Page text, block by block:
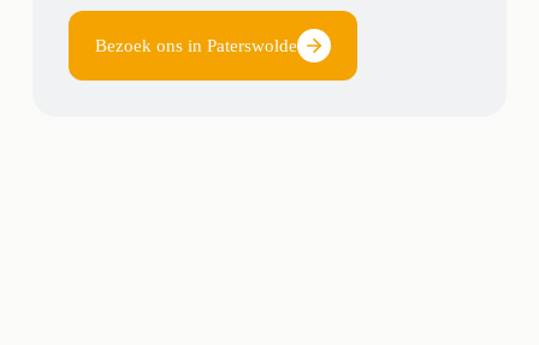
Bezoek ons in Paterswolde